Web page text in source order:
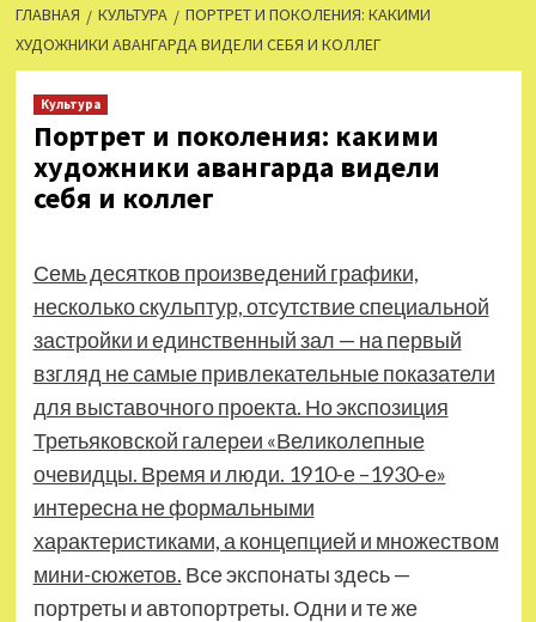
ГЛАВНАЯ КУЛЬТУРА
ПОРТРЕТ И ПОКОЛЕНИЯ: КАКИМИ
ХУДОЖНИКИ АВАНГАРДА ВИДЕЛИ СЕБЯ И КОЛЛЕГ
Культура
Портрет и поколения: какими
художники авангарда видели
себя и коллег
Семь десятков произведений графики,
несколько скульптур, отсутствие специальной
застройки и единственный зал — на первый
взгляд не самые привлекательные показатели
для выставочного проекта. Но экспозиция
Третьяковской галереи «Великолепные
очевидцы. Время и люди. 1910-е –1930-е»
интересна не формальными
характеристиками, а концепцией и множеством
мини-сюжетов. Все экспонаты здесь —
портреты и автопортреты. Одни и те же